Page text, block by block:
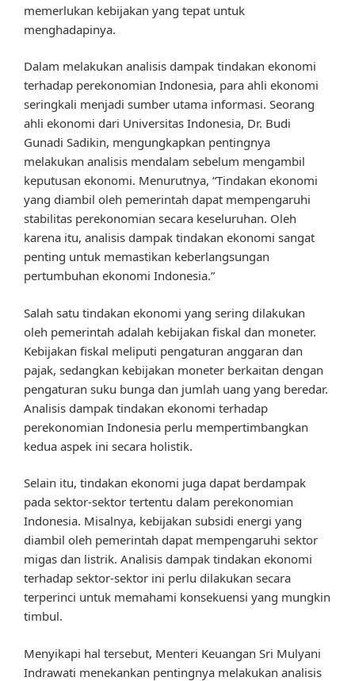
memerlukan kebijakan yang tepat untuk
menghadapinya.
Dalam melakukan analisis dampak tindakan ekonomi
terhadap perekonomian Indonesia, para ahli ekonomi
seringkali menjadi sumber utama informasi. Seorang
ahli ekonomi dari Universitas Indonesia, Dr. Budi
Gunadi Sadikin, mengungkapkan pentingnya
melakukan analisis mendalam sebelum mengambil
keputusan ekonomi. Menurutnya, “Tindakan ekonomi
yang diambil oleh pemerintah dapat mempengaruhi
stabilitas perekonomian secara keseluruhan. Oleh
karena itu, analisis dampak tindakan ekonomi sangat
penting untuk memastikan keberlangsungan
pertumbuhan ekonomi Indonesia.”
Salah satu tindakan ekonomi yang sering dilakukan
oleh pemerintah adalah kebijakan fiskal dan moneter.
Kebijakan fiskal meliputi pengaturan anggaran dan
pajak, sedangkan kebijakan moneter berkaitan dengan
pengaturan suku bunga dan jumlah uang yang beredar.
Analisis dampak tindakan ekonomi terhadap
perekonomian Indonesia perlu mempertimbangkan
kedua aspek ini secara holistik.
Selain itu, tindakan ekonomi juga dapat berdampak
pada sektor-sektor tertentu dalam perekonomian
Indonesia. Misalnya, kebijakan subsidi energi yang
diambil oleh pemerintah dapat mempengaruhi sektor
migas dan listrik. Analisis dampak tindakan ekonomi
terhadap sektor-sektor ini perlu dilakukan secara
terperinci untuk memahami konsekuensi yang mungkin
timbul.
Menyikapi hal tersebut, Menteri Keuangan Sri Mulyani
Indrawati menekankan pentingnya melakukan analisis